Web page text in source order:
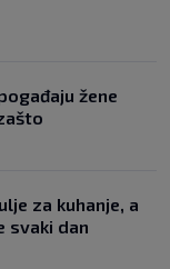
žene
za kuhanje, a
svaki dan